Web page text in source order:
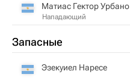
Матиас Гектор Урбано
Нападающий
Запасные
Эзекуиел Наресе